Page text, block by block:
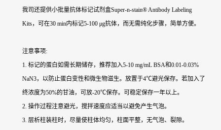
我司还提供小批量抗体标记试剂盒Super-n-stain® Antibody Labeling
Kits，可在30 min内标记5-100 μg抗体，而无需纯化步骤，简单方便。
注意事项:
1. 标记的蛋白如需长期储存，推荐加入5-10 mg/mL BSA和0.01-0.03%
NaN3，以防止蛋白变性和微生物滋生。放置于4℃避光保存。若加入了
终浓度为50%的甘油，可放-20℃保存。可稳定保存一年以上。
2. 操作过程注意避光，搅拌速度应适当以避免产生气泡。
3. 层析柱装柱时，尽量使柱体均匀，柱面平整，无气泡、裂隙。